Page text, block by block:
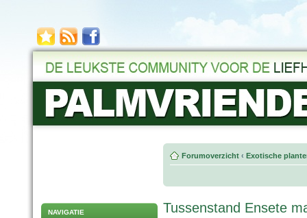
NAVIGATIE
Forumoverzicht ‹ Exotische
Tussenstand Ensete